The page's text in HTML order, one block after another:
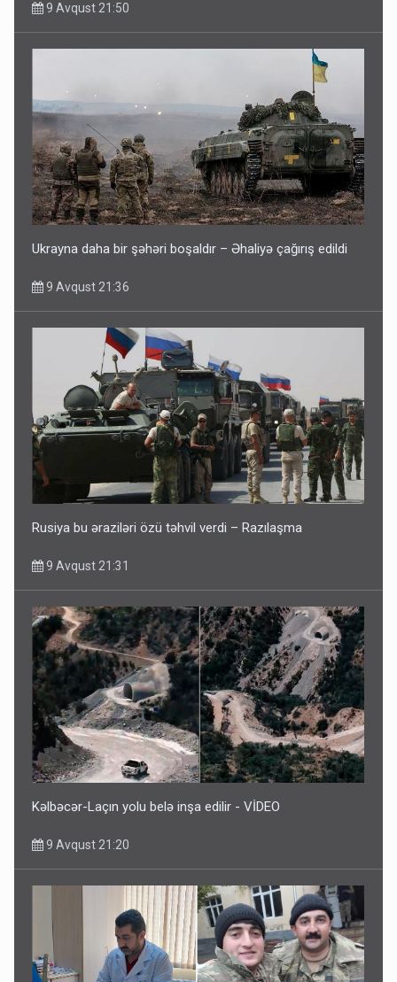
9 Avqust 21:50
Ukrayna daha bir şəhəri boşaldır – Əhaliyə çağırış edildi
9 Avqust 21:36
Rusiya bu əraziləri özü təhvil verdi – Razılaşma
9 Avqust 21:31
Kəlbəcər-Laçın yolu belə inşa edilir - VİDEO
9 Avqust 21:20